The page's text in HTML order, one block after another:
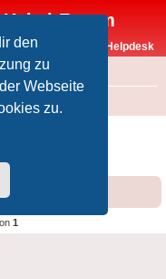
den
zu
Webseite
zu.
Forum
Vodafone-Kabel-Helpdesk
gegen
1